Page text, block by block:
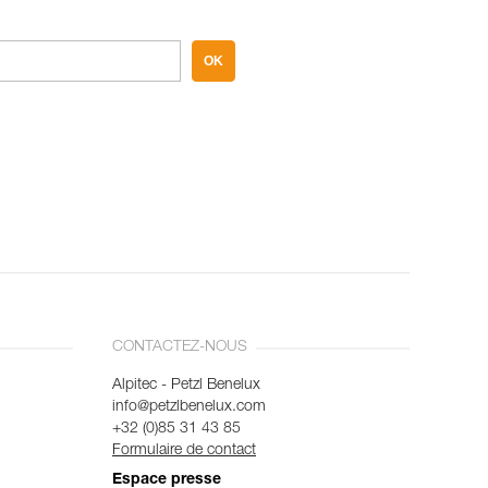
OK
CONTACTEZ-NOUS
Alpitec - Petzl Benelux
info@petzlbenelux.com
+32 (0)85 31 43 85
Formulaire de contact
Espace presse